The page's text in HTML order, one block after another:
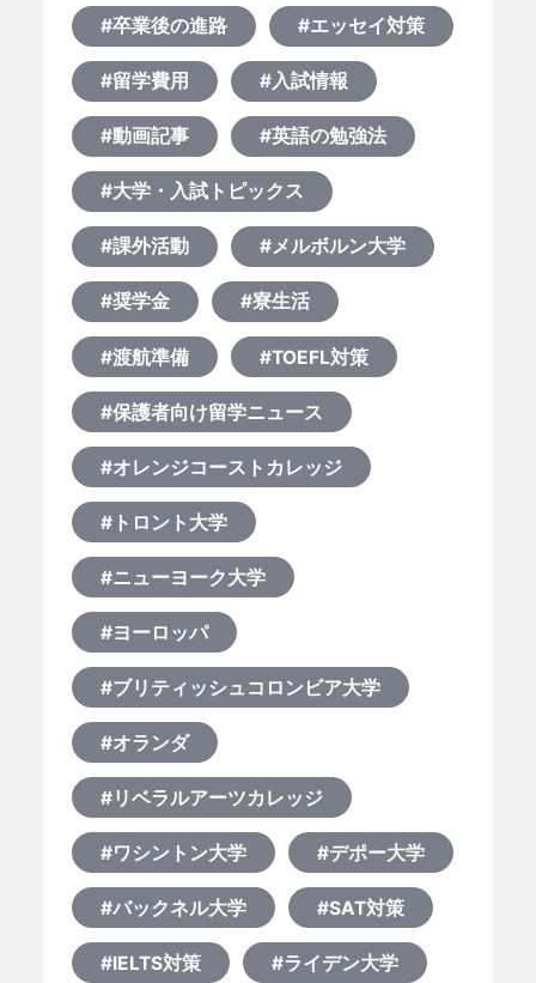
#卒業後の進路 #エッセイ対策
#留学費用 #入試情報
#動画記事 #英語の勉強法
#大学・入試トピックス
#課外活動 #メルボルン大学
#奨学金 #寮生活
#渡航準備 #TOEFL対策
#保護者向け留学ニュース
#オレンジコーストカレッジ
#トロント大学
#ニューヨーク大学
#ヨーロッパ
#ブリティッシュコロンビア大学
#オランダ
#リベラルアーツカレッジ
#ワシントン大学 #デポー大学
#バックネル大学 #SAT対策
#IELTS対策 #ライデン大学